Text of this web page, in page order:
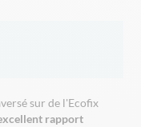
sur de l'Ecofix
rapport